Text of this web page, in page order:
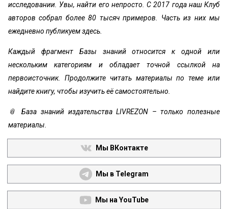
исследовании. Увы, найти его непросто. С 2017 года наш Клуб
авторов собрал более 80 тысяч примеров. Часть из них мы
ежедневно публикуем здесь.
Каждый фрагмент Базы знаний относится к одной или
нескольким категориям и обладает точной ссылкой на
первоисточник. Продолжите читать материалы по теме или
найдите книгу, чтобы изучить её самостоятельно.
📎 База знаний издательства LIVREZON – только полезные
материалы.
Мы ВКонтакте
Мы в Telegram
Мы на YouTube